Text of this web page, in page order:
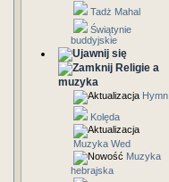
Tadż Mahal
Świątynie
buddyjskie
Religie a
muzyka
Hymn
Kolęda
Muzyka Wed
Muzyka
hebrajska